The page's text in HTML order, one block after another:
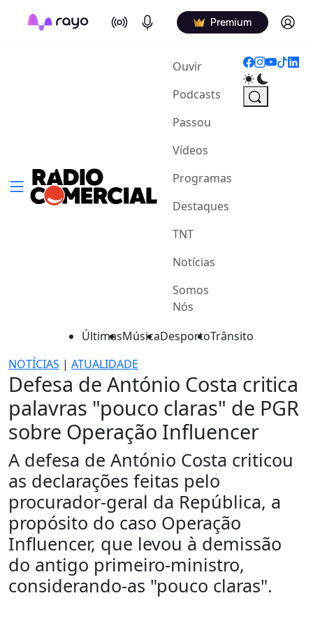
On Air Podcasts Premium Log in
Ouvir(current)
Podcasts
Passou
Vídeos
Programas
Destaques
TNT
Notícias
Somos
Nós
ÚltimasMúsicaDesportoTrânsito
NOTÍCIAS | ATUALIDADE
Defesa de António Costa critica
palavras "pouco claras" de PGR
sobre Operação Influencer
A defesa de António Costa criticou
as declarações feitas pelo
procurador-geral da República, a
propósito do caso Operação
Influencer, que levou à demissão
do antigo primeiro-ministro,
considerando-as "pouco claras".